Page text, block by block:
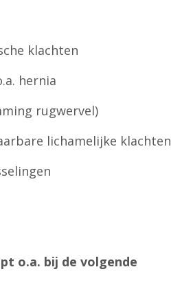
klachten
hernia
rugwervel)
lichamelijke klachten
o.a. bij de volgende